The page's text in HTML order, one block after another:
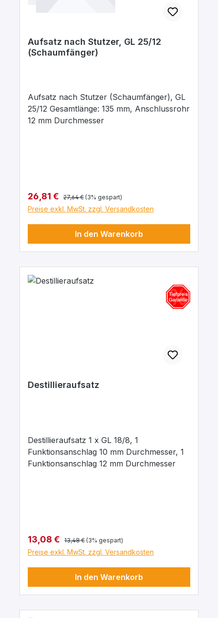
Aufsatz nach Stutzer, GL 25/12
(Schaumfänger)
Aufsatz nach Stutzer (Schaumfänger), GL
25/12 Gesamtlänge: 135 mm, Anschlussrohr
12 mm Durchmesser
Verkaufspreis:
26,81 € Regulärer Preis:
27,64 € (3% gespart)
Preise exkl. MwSt. zzgl. Versandkosten
In den Warenkorb
Destillieraufsatz
Destillieraufsatz 1 x GL 18/8, 1
Funktionsanschlag 10 mm Durchmesser, 1
Funktionsanschlag 12 mm Durchmesser
Verkaufspreis:
13,08 € Regulärer Preis:
13,48 € (3% gespart)
Preise exkl. MwSt. zzgl. Versandkosten
In den Warenkorb